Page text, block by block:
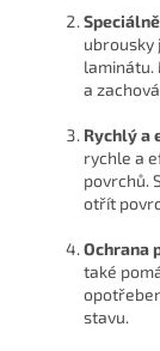
ubrousky
laminátu.
a
Rychlý a
rychle a
povrchů.
otřít
Ochrana
také
stavu.